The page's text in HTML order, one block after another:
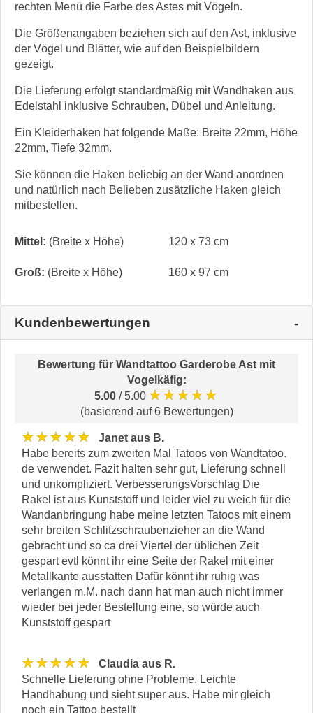
rechten Menü die Farbe des Astes mit Vögeln.
Die Größenangaben beziehen sich auf den Ast, inklusive
der Vögel und Blätter, wie auf den Beispielbildern
gezeigt.
Die Lieferung erfolgt standardmäßig mit Wandhaken aus
Edelstahl inklusive Schrauben, Dübel und Anleitung.
Ein Kleiderhaken hat folgende Maße: Breite 22mm, Höhe
22mm, Tiefe 32mm.
Sie können die Haken beliebig an der Wand anordnen
und natürlich nach Belieben zusätzliche Haken gleich
mitbestellen.
Mittel: (Breite x Höhe) 120 x 73 cm
Groß: (Breite x Höhe) 160 x 97 cm
Kundenbewertungen
Bewertung für Wandtattoo Garderobe Ast mit
Vogelkäfig:
5.00 / 5.00 ★★★★★
(basierend auf 6 Bewertungen)
★★★★★
Janet aus B.
Habe bereits zum zweiten Mal Tatoos von Wandtatoo.
de verwendet. Fazit halten sehr gut, Lieferung schnell
und unkompliziert. VerbesserungsVorschlag Die
Rakel ist aus Kunststoff und leider viel zu weich für die
Wandanbringung habe meine letzten Tatoos mit einem
sehr breiten Schlitzschraubenzieher an die Wand
gebracht und so ca drei Viertel der üblichen Zeit
gespart evtl könnt ihr eine Seite der Rakel mit einer
Metallkante ausstatten Dafür könnt ihr ruhig was
verlangen m.M. nach dann hat man auch nicht immer
wieder bei jeder Bestellung eine, so würde auch
Kunststoff gespart
★★★★★
Claudia aus R.
Schnelle Lieferung ohne Probleme. Leichte
Handhabung und sieht super aus. Habe mir gleich
noch ein Tattoo bestellt